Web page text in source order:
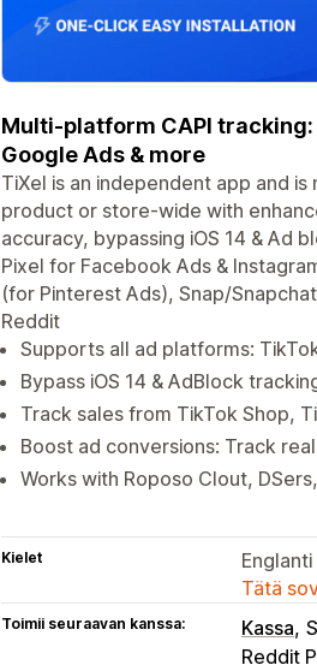
Multi-platform CAPI tracking:
Google Ads & more
TiXel is an independent app and
product or store-wide with
accuracy, bypassing iOS 14 & Ad
Pixel for Facebook Ads &
(for Pinterest Ads), Snap/
Reddit
Supports all ad platforms:
Bypass iOS 14 & AdBlock
Track sales from TikTok Shop,
Boost ad conversions: Track
Works with Roposo Clout,
Kielet
Englanti
Tätä
Toimii seuraavan kanssa: Kassa
Reddit